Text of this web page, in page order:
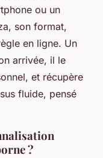
ou un
son format,
en ligne. Un
arrivée, il le
et récupère
fluide, pensé
?